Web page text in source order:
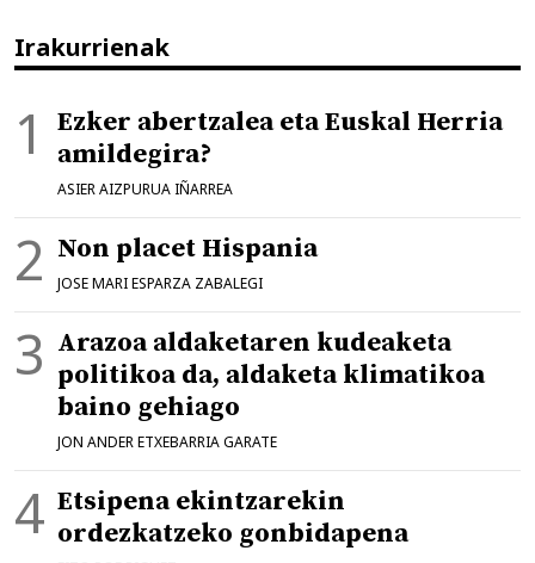
Irakurrienak
Ezker abertzalea eta Euskal Herria
amildegira?
ASIER AIZPURUA IÑARREA
Non placet Hispania
JOSE MARI ESPARZA ZABALEGI
Arazoa aldaketaren kudeaketa
politikoa da, aldaketa klimatikoa
baino gehiago
JON ANDER ETXEBARRIA GARATE
Etsipena ekintzarekin
ordezkatzeko gonbidapena